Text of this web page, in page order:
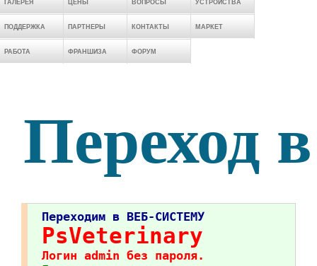
ГАЛЕРЕЯ ЦЕНЫ ВОПРОСЫ УСТРОЙСТВА
ПОДДЕРЖКА ПАРТНЕРЫ КОНТАКТЫ МАРКЕТ
РАБОТА ФРАНШИЗА ФОРУМ
Переход
Переходим в ВЕБ-СИСТЕМУ
PsVeterinary
Логин admin без пароля.